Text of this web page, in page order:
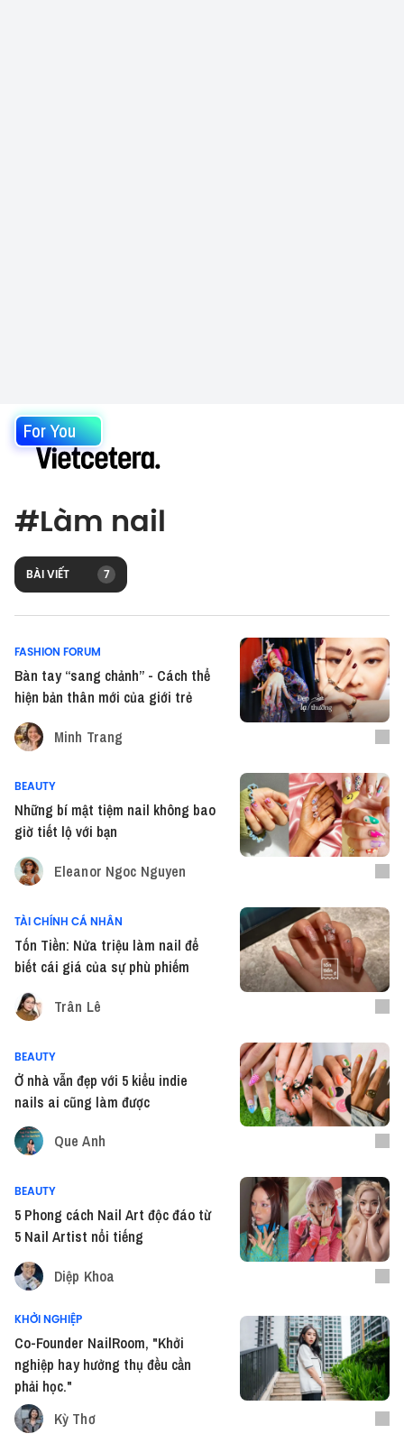
For You
#Làm nail
BÀI VIẾT 7
FASHION FORUM
Bàn tay “sang chảnh” - Cách thể
hiện bản thân mới của giới trẻ
Minh Trang
BEAUTY
Những bí mật tiệm nail không bao
giờ tiết lộ với bạn
Eleanor Ngoc Nguyen
TÀI CHÍNH CÁ NHÂN
Tốn Tiền: Nửa triệu làm nail để
biết cái giá của sự phù phiếm
Trân Lê
BEAUTY
Ở nhà vẫn đẹp với 5 kiểu indie
nails ai cũng làm được
Que Anh
BEAUTY
5 Phong cách Nail Art độc đáo từ
5 Nail Artist nổi tiếng
Diệp Khoa
KHỞI NGHIỆP
Co-Founder NailRoom, "Khởi
nghiệp hay hưởng thụ đều cần
phải học."
Kỳ Thơ